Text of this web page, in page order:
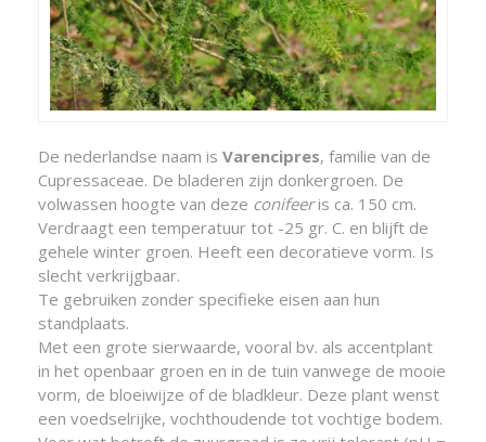
De nederlandse naam is Varencipres, familie van de
Cupressaceae. De bladeren zijn donkergroen. De
volwassen hoogte van deze conifeeris ca. 150 cm.
Verdraagt een temperatuur tot -25 gr. C. en blijft de
gehele winter groen. Heeft een decoratieve vorm. Is
slecht verkrijgbaar.
Te gebruiken zonder specifieke eisen aan hun
standplaats.
Met een grote sierwaarde, vooral bv. als accentplant
in het openbaar groen en in de tuin vanwege de mooie
vorm, de bloeiwijze of de bladkleur. Deze plant wenst
een voedselrijke, vochthoudende tot vochtige bodem.